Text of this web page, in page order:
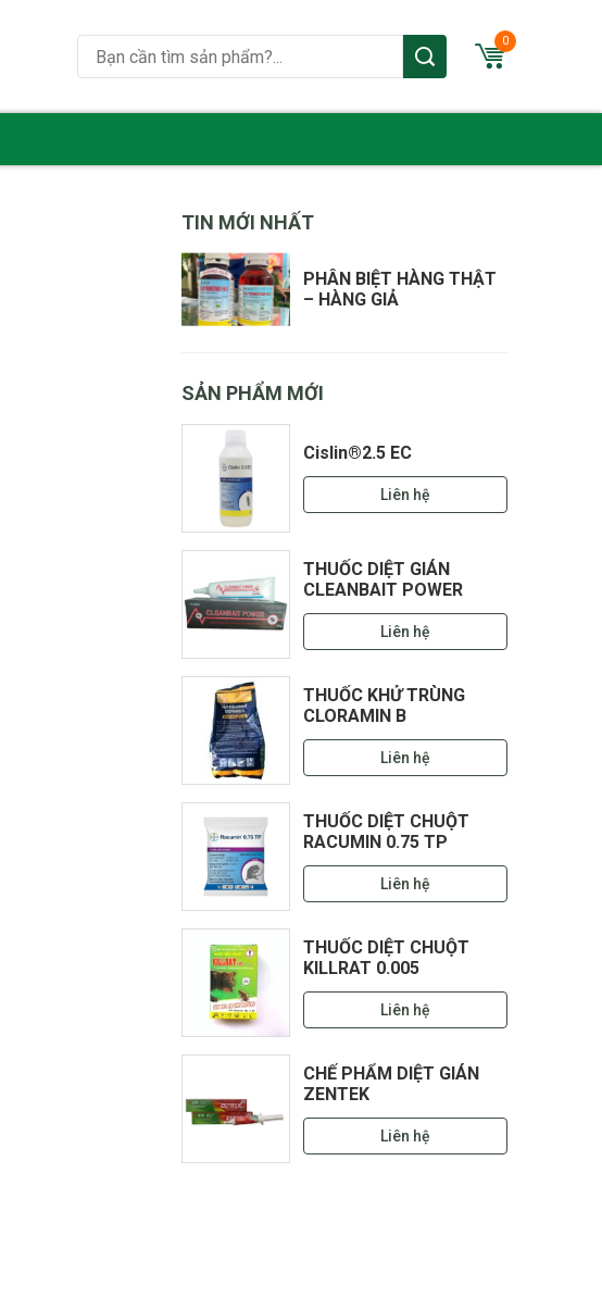
0
TIN MỚI NHẤT
PHÂN BIỆT HÀNG THẬT
– HÀNG GIẢ
SẢN PHẨM MỚI
Cislin®2.5 EC
Liên hệ
THUỐC DIỆT GIÁN
CLEANBAIT POWER
Liên hệ
THUỐC KHỬ TRÙNG
CLORAMIN B
Liên hệ
THUỐC DIỆT CHUỘT
RACUMIN 0.75 TP
Liên hệ
THUỐC DIỆT CHUỘT
KILLRAT 0.005
Liên hệ
CHẾ PHẨM DIỆT GIÁN
ZENTEK
Liên hệ